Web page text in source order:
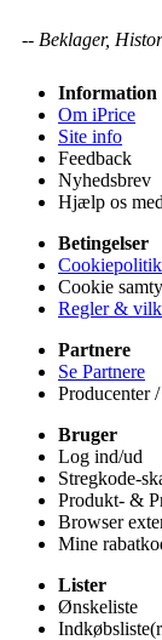
-- Beklager,
Information
Om iPrice
Site info
Feedback
Nyhedsbrev
Hjælp os
Betingelser
Cookiepolitik
Cookie
Regler &
Partnere
Se Partnere
Producenter
Bruger
Log ind/ud
Stregkode-
Produkt- &
Browser
Mine
Lister
Ønskeliste